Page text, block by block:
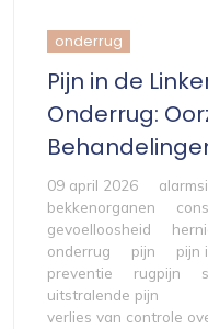
onderrug
Pijn in de
Onderrug:
09 april 2026
bekkenorganen
gevoelloosheid
onderrug
pijn
pijn
preventie
rugpijn
uitstralende pijn
verlies van controle